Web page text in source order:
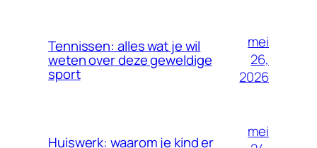
Tennissen: alles wat je wil
weten over deze geweldige
sport
mei
26,
2026
Huiswerk: waarom je kind er
mei